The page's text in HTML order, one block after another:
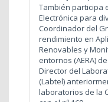
También participa
Electrónica para
Coordinador del
rendimiento en
Renovables y
entornos (AERA)
Director del
(Labtel)
laboratorios de la